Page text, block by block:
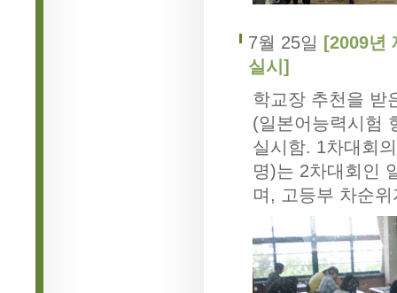
7월 25일 [2009년
실시]
학교장 추천을 받
(일본어능력시험
실시함. 1차대회
명)는 2차대회인
며, 고등부 차순